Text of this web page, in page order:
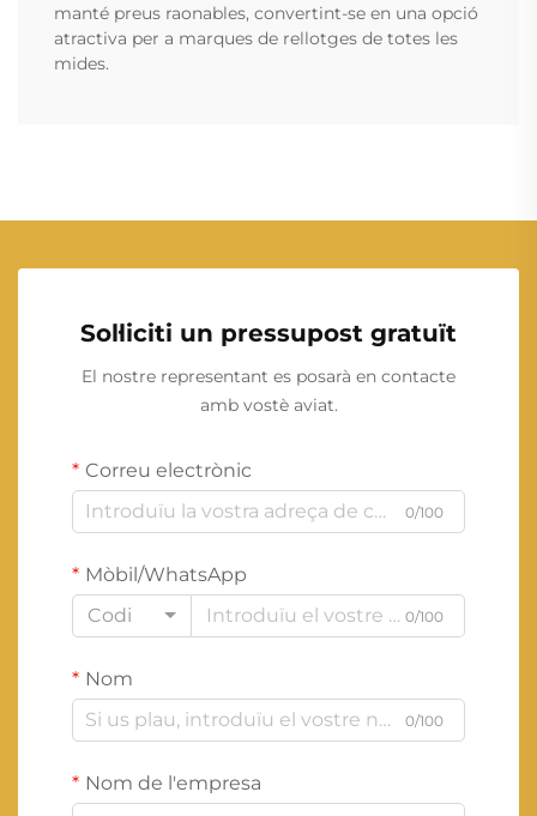
manté preus raonables, convertint-se en una opció
atractiva per a marques de rellotges de totes les
mides.
Sol·liciti un pressupost gratuït
El nostre representant es posarà en contacte
amb vostè aviat.
Correu electrònic
0/100
Mòbil/WhatsApp
Codi
0/100
Nom
0/100
Nom de l'empresa